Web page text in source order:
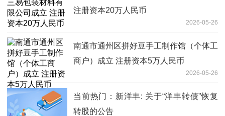
注册资本20万人民币
2026-05-26
南通市通州区拼好豆手工制作馆（个体工
商户）成立 注册资本5万人民币
2026-05-26
当前热门：新洋丰: 关于“洋丰转债”恢复
转股的公告